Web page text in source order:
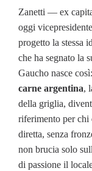
Zanetti — ex
oggi
progetto la stessa
che ha segnato la
Gaucho nasce
carne argentina,
della griglia,
riferimento per chi
diretta, senza
non brucia solo
di passione il